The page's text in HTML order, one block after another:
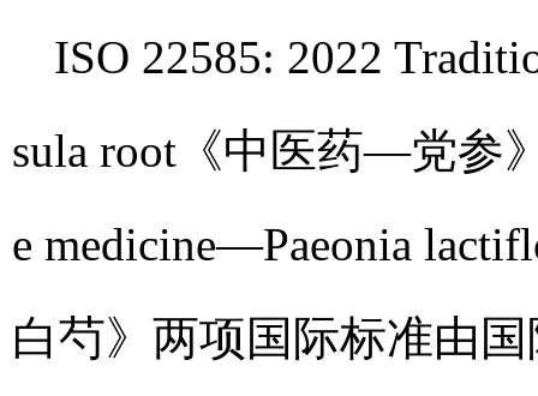
ISO 22585: 2022
sula root《中医药—党参
e medicine—Paeonia
白芍》两项国际标准由